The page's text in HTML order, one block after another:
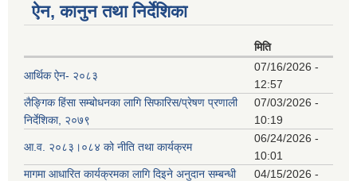
ऐन, कानुन तथा निर्देशिका
मिति
आर्थिक ऐन- २०८३
07/16/2026 -
12:57
लैङ्गिक हिंसा सम्बोधनका लागि सिफारिस/प्रेषण प्रणाली
निर्देशिका, २०७९
07/03/2026 -
10:19
आ.व. २०८३।०८४ को नीति तथा कार्यक्रम
06/24/2026 -
10:01
मागमा आधारित कार्यक्रमका लागि दिइने अनुदान सम्बन्धी
04/15/2026 -